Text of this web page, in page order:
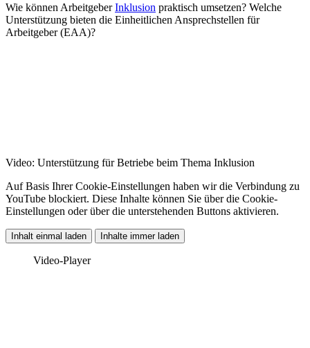
Wie können ArbeitgeberInklusion praktisch umsetzen? Welche
Unterstützung bieten die Einheitlichen Ansprechstellen für
Arbeitgeber (EAA)?
Video: Unterstützung für Betriebe beim Thema Inklusion
Auf Basis Ihrer Cookie-Einstellungen haben wir die Verbindung zu
YouTube blockiert. Diese Inhalte können Sie über die Cookie-
Einstellungen oder über die unterstehenden Buttons aktivieren.
Inhalt einmal laden Inhalte immer laden
Video-Player